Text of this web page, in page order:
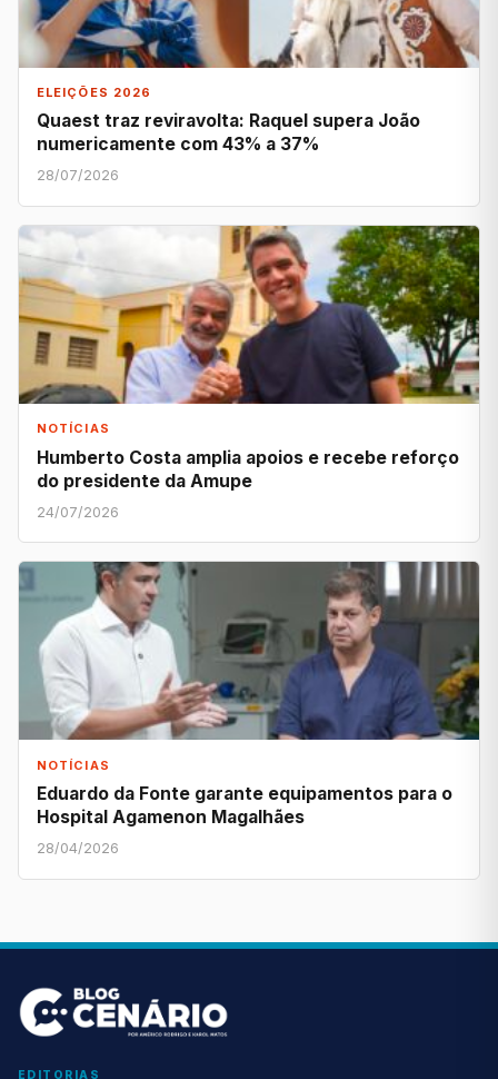
ELEIÇÕES 2026
Quaest traz reviravolta: Raquel supera João
numericamente com 43% a 37%
28/07/2026
NOTÍCIAS
Humberto Costa amplia apoios e recebe reforço
do presidente da Amupe
24/07/2026
NOTÍCIAS
Eduardo da Fonte garante equipamentos para o
Hospital Agamenon Magalhães
28/04/2026
EDITORIAS